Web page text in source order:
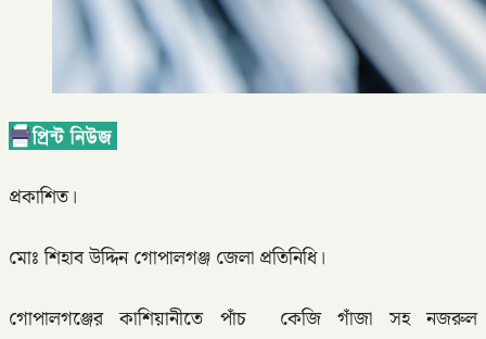
প্রকাশিত।
মোঃ শিহাব উদ্দিন গোপালগঞ্জ জেলা প্রতিনিধি।
গোপালগঞ্জের কাশিয়ানীতে পাঁচ কেজি গাঁজা সহ নজরুল